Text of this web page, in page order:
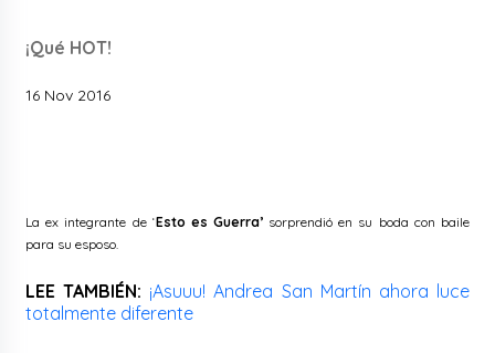
¡Qué HOT!
16 Nov 2016
La ex integrante de ‘Esto es Guerra’ sorprendió en su boda con baile
para su esposo.
LEE TAMBIÉN: ¡Asuuu! Andrea San Martín ahora luce
totalmente diferente